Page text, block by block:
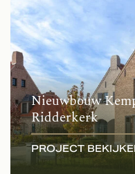
Nieuwbouw
Ridderkerk
PROJECT